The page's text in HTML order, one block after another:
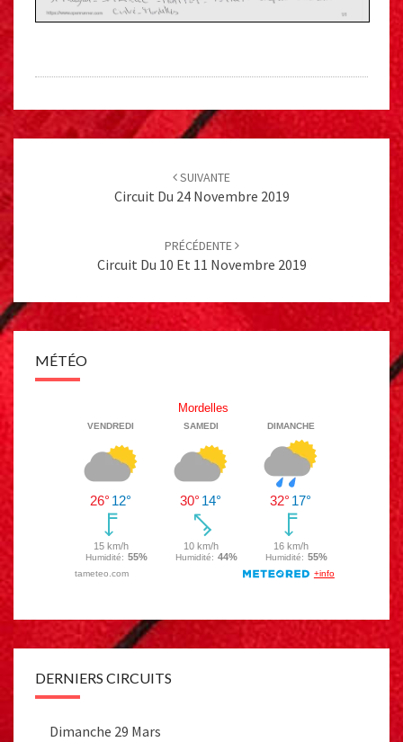
SUIVANTE
Circuit Du 24 Novembre 2019
PRÉCÉDENTE
Circuit Du 10 Et 11 Novembre 2019
MÉTÉO
DERNIERS CIRCUITS
Dimanche 29 Mars